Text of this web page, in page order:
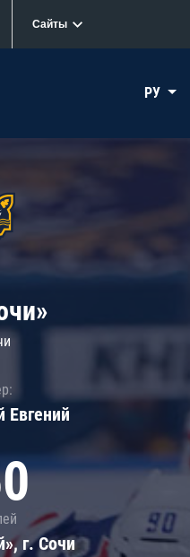
Сайты
РУ
Евгений
г. Сочи